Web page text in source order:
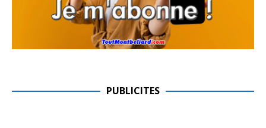
PUBLICITES